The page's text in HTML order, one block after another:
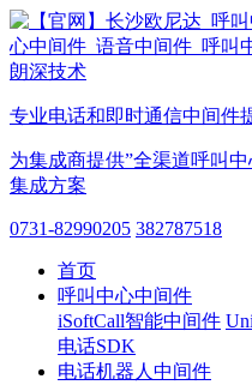
专业电话和即时通信中间件
为集成商提供”全渠道呼叫
集成方案
0731-82990205 382787518
首页
呼叫中心中间件
iSoftCall智能中间件
电话SDK
电话机器人中间件